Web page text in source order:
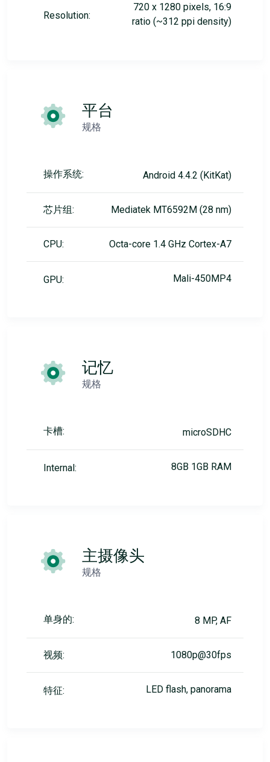
Resolution:
720 x 1280 pixels, 16:9
ratio (~312 ppi density)
平台
规格
操作系统: Android 4.4.2 (KitKat)
芯片组: Mediatek MT6592M (28 nm)
CPU: Octa-core 1.4 GHz Cortex-A7
GPU: Mali-450MP4
记忆
规格
卡槽: microSDHC
Internal: 8GB 1GB RAM
主摄像头
规格
单身的: 8 MP, AF
视频: 1080p@30fps
特征: LED flash, panorama